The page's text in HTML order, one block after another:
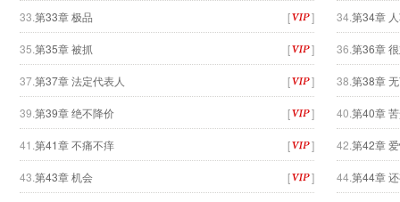
33. 第33章 极品 [ ] 34. 第34章
35. 第35章 被抓 [ ] 36. 第36章
37.第37章 法定代表人 [ ] 38. 第38章
39. 第39章 绝不降价 [ ] 40. 第40章
41. 第41章 不痛不痒 [ ] 42. 第42章
43. 第43章 机会 [ ] 44. 第44章